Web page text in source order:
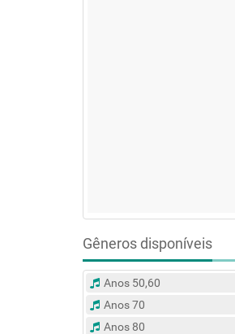
Gêneros disponíveis
Anos 50,60
Anos 70
Anos 80